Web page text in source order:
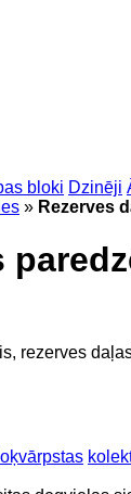
bloki Dzinēji
» Rezerves
rezerves